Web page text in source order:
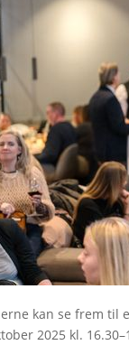
kan se frem til
2025 kl.